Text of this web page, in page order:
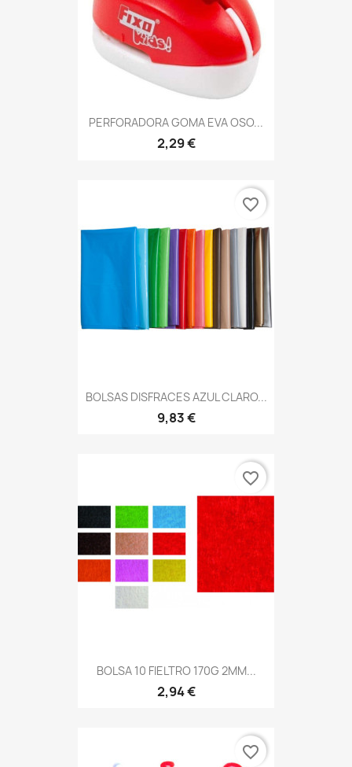
PERFORADORA GOMA EVA OSO...
2,29 €
BOLSAS DISFRACES AZUL CLARO...
9,83 €
favorite_border
BOLSA 10 FIELTRO 170G 2MM...
2,94 €
favorite_border
favorite_border